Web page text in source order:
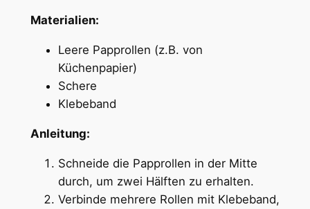
Materialien:
Leere Papprollen (z.B. von
Küchenpapier)
Schere
Klebeband
Anleitung:
Schneide die Papprollen in der Mitte
durch, um zwei Hälften zu erhalten.
Verbinde mehrere Rollen mit Klebeband,